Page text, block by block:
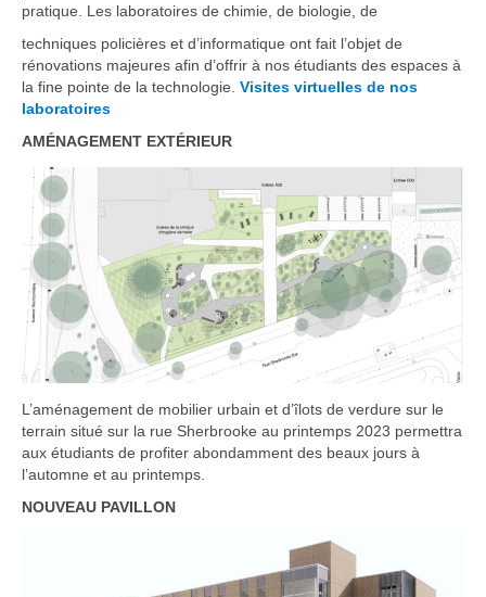
pratique. Les laboratoires de chimie, de biologie, de
techniques policières et d’informatique ont fait l’objet de
rénovations majeures afin d’offrir à nos étudiants des espaces à
la fine pointe de la technologie. Visites virtuelles de nos
laboratoires
AMÉNAGEMENT EXTÉRIEUR
L’aménagement de mobilier urbain et d’îlots de verdure sur le
terrain situé sur la rue Sherbrooke au printemps 2023 permettra
aux étudiants de profiter abondamment des beaux jours à
l’automne et au printemps.
NOUVEAU PAVILLON